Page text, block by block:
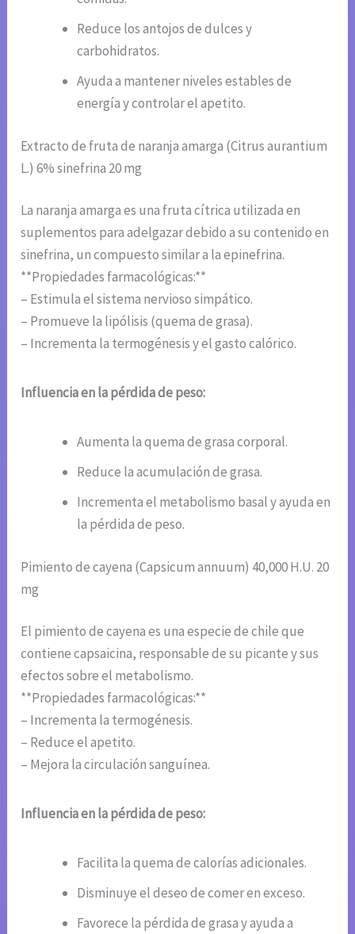
Reduce los antojos de dulces y
carbohidratos.
Ayuda a mantener niveles estables de
energía y controlar el apetito.
Extracto de fruta de naranja amarga (Citrus aurantium
L.) 6% sinefrina 20 mg
La naranja amarga es una fruta cítrica utilizada en
suplementos para adelgazar debido a su contenido en
sinefrina, un compuesto similar a la epinefrina.
**Propiedades farmacológicas:**
– Estimula el sistema nervioso simpático.
– Promueve la lipólisis (quema de grasa).
– Incrementa la termogénesis y el gasto calórico.
Influencia en la pérdida de peso:
Aumenta la quema de grasa corporal.
Reduce la acumulación de grasa.
Incrementa el metabolismo basal y ayuda en
la pérdida de peso.
Pimiento de cayena (Capsicum annuum) 40,000 H.U. 20
mg
El pimiento de cayena es una especie de chile que
contiene capsaicina, responsable de su picante y sus
efectos sobre el metabolismo.
**Propiedades farmacológicas:**
– Incrementa la termogénesis.
– Reduce el apetito.
– Mejora la circulación sanguínea.
Influencia en la pérdida de peso:
Facilita la quema de calorías adicionales.
Disminuye el deseo de comer en exceso.
Favorece la pérdida de grasa y ayuda a